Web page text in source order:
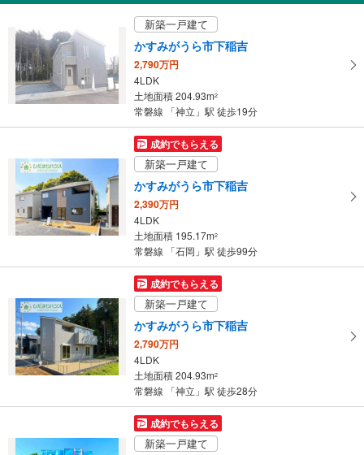
新築一戸建て
かすみがうら市下稲吉
2,790万円
4LDK
土地面積 204.93m2
常磐線 「神立」駅 徒歩19分
成約でもらえる
新築一戸建て
かすみがうら市下稲吉
2,390万円
4LDK
土地面積 195.17m2
常磐線 「石岡」駅 徒歩99分
成約でもらえる
新築一戸建て
かすみがうら市下稲吉
2,790万円
4LDK
土地面積 204.93m2
常磐線 「神立」駅 徒歩28分
成約でもらえる
新築一戸建て